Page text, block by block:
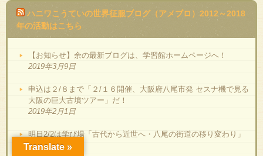
ハニワこうていの世界征服ブログ（アメブロ）2012～2018
年の活動はこちら
【お知らせ】余の最新ブログは、学習館ホームページへ！
2019年3月9日
申込は２/８まで「２/１６開催、大阪府八尾市発 セスナ機で見る
大阪の巨大古墳ツアー」だ！
2019年2月1日
明日2/2は学び場「古代から近世へ・八尾の街道の移り変わり」
だ！
Translate »